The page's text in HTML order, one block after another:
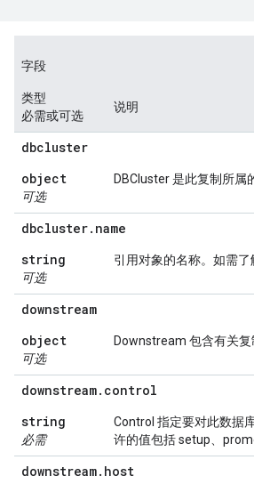
字段
类型
必需或可选
说明
dbcluster
object
可选
DBCluster 是此复制所属
dbcluster. name
string
可选
引用对象的名称。如需
downstream
object
可选
Downstream 包含有关复
downstream. control
string
必需
Control 指定要对此数据
许的值包括 setup、
downstream. host